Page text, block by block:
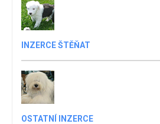
INZERCE ŠTĚŇAT
OSTATNÍ INZERCE